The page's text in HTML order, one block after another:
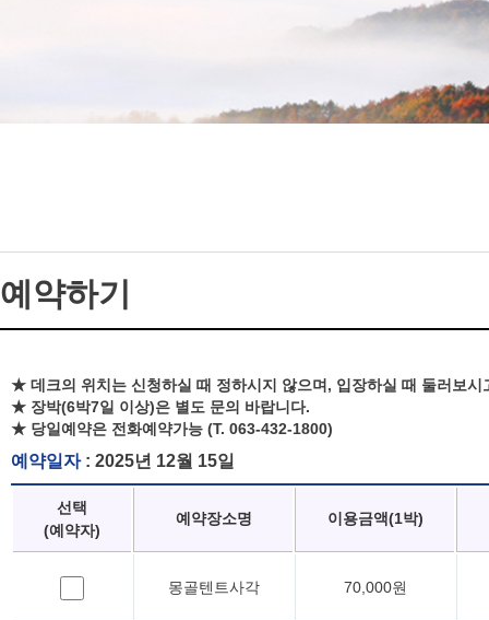
예약하기
★ 데크의 위치는 신청하실 때 정하시지 않으며, 입장하실 때 둘러보시
★ 장박(6박7일 이상)은 별도 문의 바랍니다.
★ 당일예약은 전화예약가능 (T. 063-432-1800)
예약일자: 2025년 12월 15일
선택
(예약자)
예약장소명 이용금액(1박)
몽골텐트사각 70,000원